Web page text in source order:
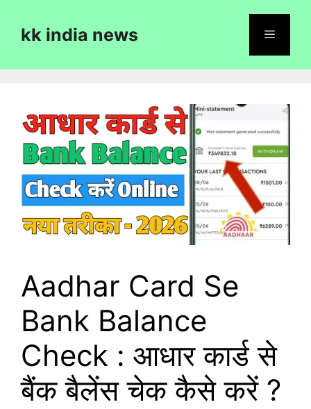
contentkk india news
Aadhar Card Se
Bank Balance
Check : आधार कार्ड से
बैंक बैलेंस चेक कैसे करें ?